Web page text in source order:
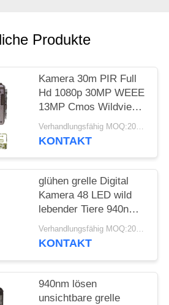
Produkte
Kamera 30m PIR Full
Hd 1080p 30MP WEEE
13MP Cmos Wildview
Game
Verhandlungsfähig MOQ:20pcs
KONTAKT
glühen grelle Digital
Kamera 48 LED wild
lebender Tiere 940nm
nicht PIR For Hunting Verhandlungsfähig MOQ:20pcs
KONTAKT
940nm lösen
unsichtbare grelle